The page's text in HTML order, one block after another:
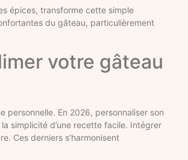
épices, transforme cette simple
du gâteau, particulièrement
votre gâteau
En 2026, personnaliser son
simplicité d’une recette facile. Intégrer
Ces derniers s’harmonisent